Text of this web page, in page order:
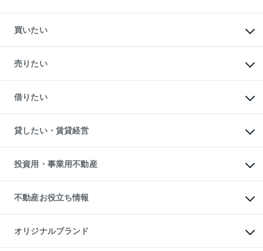
買いたい
新築・分譲マンションの購入
中古マンションの購入
一戸建ての購入
中古一戸建ての購入
不動産購入の流れ
注目キーワード物件特集
購入ガイド
English 繁体中文簡体中文
売りたい
一戸建ての売却・査定
土地の売却・査定
スピードAI査定
不動産査定について
不動産売却の流れ
不動産買換えの流れ
売却ガイド
借りたい
オフィス・店舗の賃貸
借りるときの流れ
借りるガイド
貸したい・賃貸経営
マンション賃料データ
賃貸管理プラン
リロケーションについて
貸すガイド
投資用・事業用不動産
事業用不動産
マンション投資
投資用マンション
アパート経営
不動産お役立ち情報
マンションライブラリー
人気マンションランキング
暮らしに役立つ不動産メディア
オリジナルブランド